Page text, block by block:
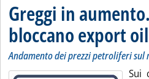
Greggi in
bloccano export
Andamento dei prezzi petroliferi
Sui